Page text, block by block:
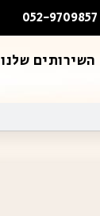
השירותים שלנו